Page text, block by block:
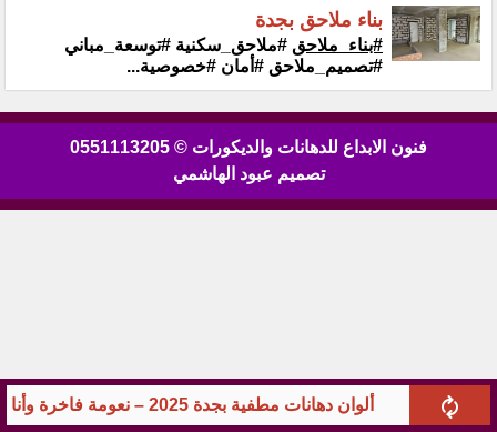
ألوان دهانات مطفية بجدة 2025 – نعومة فاخرة وأناقة بلا لمعان
بناء ملاحق بجدة
#بناء_ملاحق #ملاحق_سكنية #توسعة_مباني
#تصميم_ملاحق #أمان #خصوصية...
فنون الابداع للدهانات والديكورات © 0551113205
تصميم عبود الهاشمي